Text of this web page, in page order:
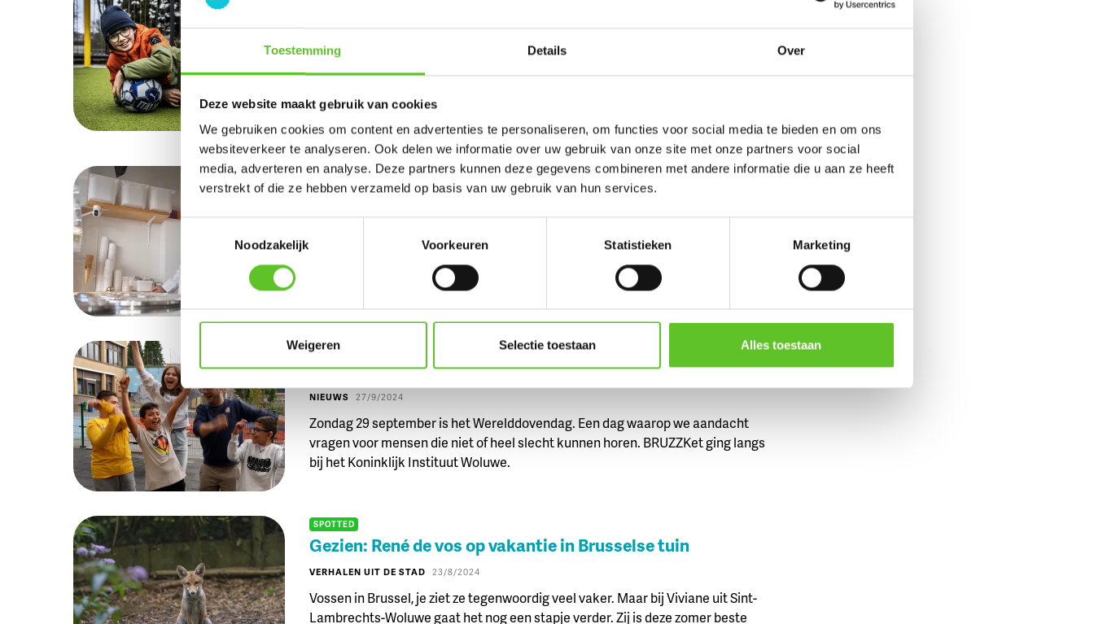
Toestemming Details Over
Deze website maakt gebruik van cookies
We gebruiken cookies om content en advertenties te personaliseren, om functies voor social media te bieden en om ons
websiteverkeer te analyseren. Ook delen we informatie over uw gebruik van onze site met onze partners voor social
media, adverteren en analyse. Deze partners kunnen deze gegevens combineren met andere informatie die u aan ze heeft
verstrekt of die ze hebben verzameld op basis van uw gebruik van hun services.
Toestemmingsselectie
Noodzakelijk
Voorkeuren Statistieken Marketing
Weigeren Selectie toestaan Alles toestaan
werken’
VERHALEN UIT DE STAD
tienjarige Alexandre uit Sint-Lambrechts-Woluwe kiest voor het Georges
Henripark.
NIEUWS
IJsjes van Brusselaar José zijn beste van België
Al voor de tweede keer is een ijsje van Brusselaar José verkozen tot de beste
ijsjessmaak van ons land. Dit keer maakte hij een ijsje van bijenwas.
NIEUWS
Werelddovendag: 'Mensen moeten trager spreken'
NIEUWS 27/9/2024
Zondag 29 september is het Werelddovendag. Een dag waarop we aandacht
vragen voor mensen die niet of heel slecht kunnen horen. BRUZZKet ging langs
bij het Koninklijk Instituut Woluwe.
SPOTTED
Gezien: René de vos op vakantie in Brusselse tuin
VERHALEN UIT DE STAD 23/8/2024
Vossen in Brussel, je ziet ze tegenwoordig veel vaker. Maar bij Viviane uit Sint-
Lambrechts-Woluwe gaat het nog een stapje verder. Zij is deze zomer beste